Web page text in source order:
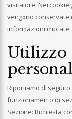
visitatore. Nei
vengono conservate
informazioni criptate.
Utilizzo
Riportiamo di
funzionamento di
Sezione: Richiesta